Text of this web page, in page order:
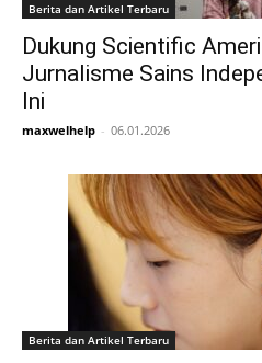
Berita dan Artikel Terbaru
Dukung Scientific
Jurnalisme Sains
Ini
maxwelhelp - 06.01.2026
Berita dan Artikel Terbaru